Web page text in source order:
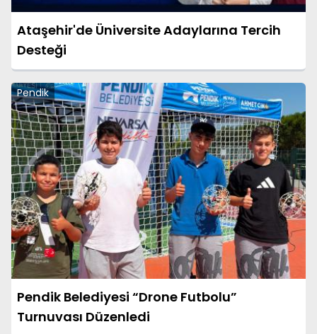
Ataşehir'de Üniversite Adaylarına Tercih
Desteği
Pendik
Pendik Belediyesi “Drone Futbolu”
Turnuvası Düzenledi